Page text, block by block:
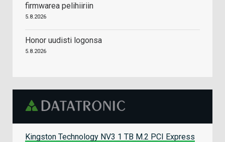
firmwarea pelihiiriin
5.8.2026
Honor uudisti logonsa
5.8.2026
Kingston Technology NV3 1 TB M.2 PCI Express